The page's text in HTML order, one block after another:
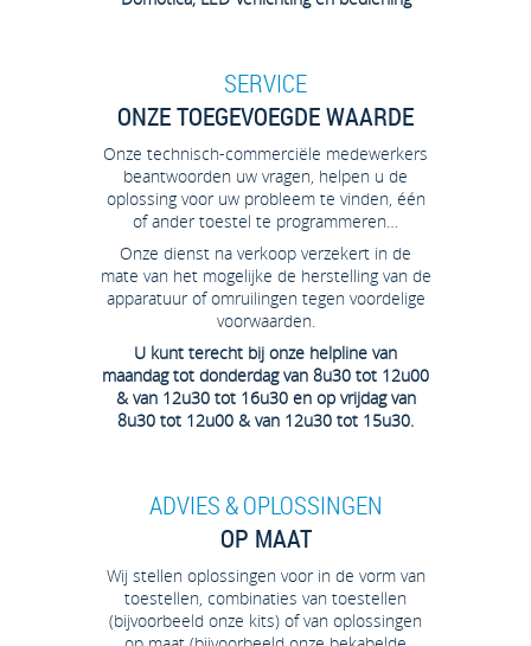
SERVICE
ONZE TOEGEVOEGDE WAARDE
Onze technisch-commerciële medewerkers
beantwoorden uw vragen, helpen u de
oplossing voor uw probleem te vinden, één
of ander toestel te programmeren…
Onze dienst na verkoop verzekert in de
mate van het mogelijke de herstelling van de
apparatuur of omruilingen tegen voordelige
voorwaarden.
U kunt terecht bij onze helpline van
maandag tot donderdag van 8u30 tot 12u00
& van 12u30 tot 16u30 en op vrijdag van
8u30 tot 12u00 & van 12u30 tot 15u30.
ADVIES & OPLOSSINGEN
OP MAAT
Wij stellen oplossingen voor in de vorm van
toestellen, combinaties van toestellen
(bijvoorbeeld onze kits) of van oplossingen